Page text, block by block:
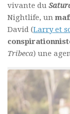
vivante du
Nightlife, un
David (Larry et
Tribeca) une